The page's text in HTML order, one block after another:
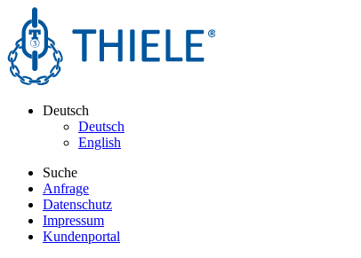
Deutsch
Deutsch
English
Suche
Anfrage
Datenschutz
Impressum
Kundenportal